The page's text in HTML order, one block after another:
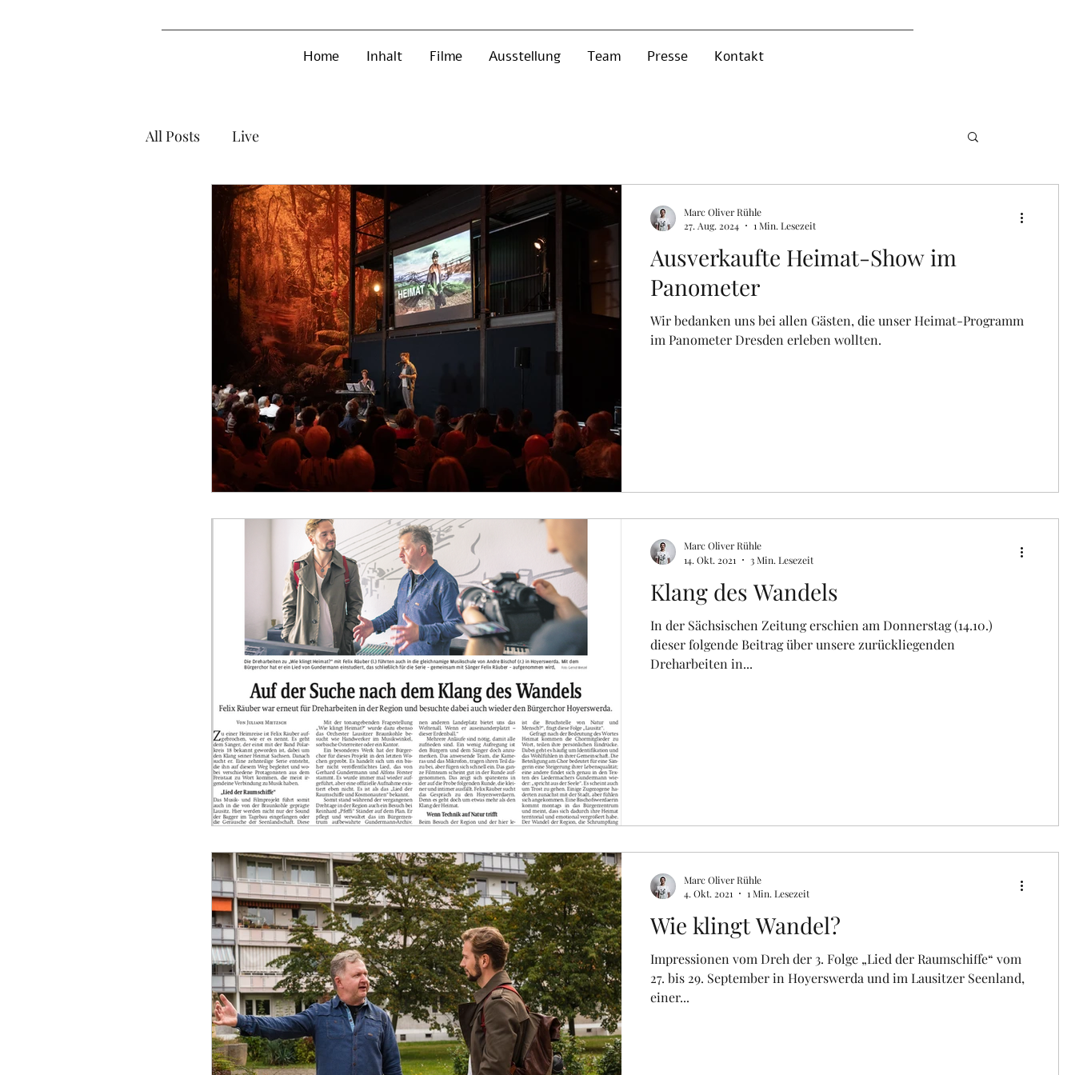
Home Inhalt Filme Ausstellung Team Presse Kontakt
All Posts Live
Ausverkaufte Heimat-Show im
Panometer
Wir bedanken uns bei allen Gästen, die unser Heimat-Programm
im Panometer Dresden erleben wollten.
Marc Oliver Rühle
27. Aug. 2024
1 Min. Lesezeit
Klang des Wandels
In der Sächsischen Zeitung erschien am Donnerstag (14.10.)
dieser folgende Beitrag über unsere zurückliegenden
Dreharbeiten in...
Marc Oliver Rühle
14. Okt. 2021
3 Min. Lesezeit
Wie klingt Wandel?
Impressionen vom Dreh der 3. Folge „Lied der Raumschiffe“ vom
27. bis 29. September in Hoyerswerda und im Lausitzer Seenland,
einer...
Marc Oliver Rühle
4. Okt. 2021
1 Min. Lesezeit